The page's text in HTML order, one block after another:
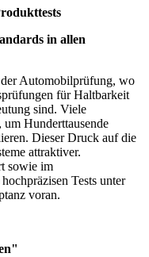
in allen
Automobilprüfung, wo
für Haltbarkeit
sind. Viele
Hunderttausende
Dieser Druck auf die
attraktiver.
sowie im
Tests unter
voran.